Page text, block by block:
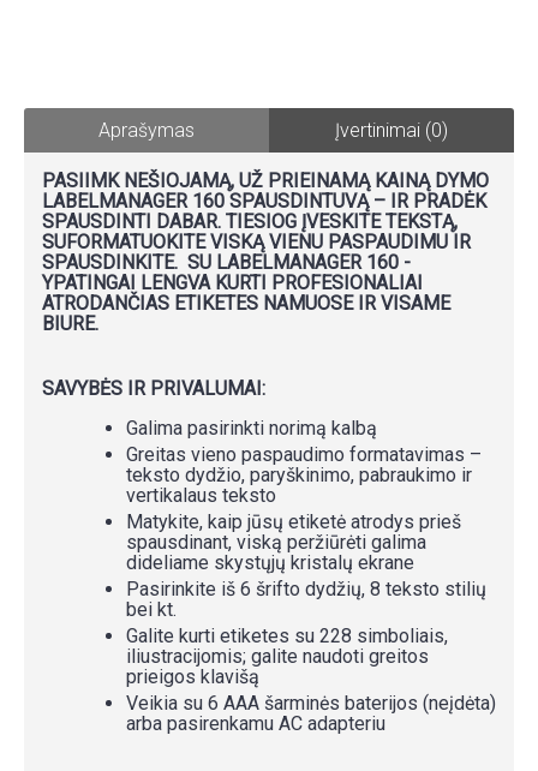
Aprašymas Įvertinimai (0)
PASIIMK NEŠIOJAMĄ, UŽ PRIEINAMĄ KAINĄ DYMO
LABELMANAGER 160 SPAUSDINTUVĄ – IR PRADĖK
SPAUSDINTI DABAR. TIESIOG ĮVESKITE TEKSTĄ,
SUFORMATUOKITE VISKĄ VIENU PASPAUDIMU IR
SPAUSDINKITE. SU LABELMANAGER 160 -
YPATINGAI LENGVA KURTI PROFESIONALIAI
ATRODANČIAS ETIKETES NAMUOSE IR VISAME
BIURE.
SAVYBĖS IR PRIVALUMAI:
Galima pasirinkti norimą kalbą
Greitas vieno paspaudimo formatavimas –
teksto dydžio, paryškinimo, pabraukimo ir
vertikalaus teksto
Matykite, kaip jūsų etiketė atrodys prieš
spausdinant, viską peržiūrėti galima
dideliame skystųjų kristalų ekrane
Pasirinkite iš 6 šrifto dydžių, 8 teksto stilių
bei kt.
Galite kurti etiketes su 228 simboliais,
iliustracijomis; galite naudoti greitos
prieigos klavišą
Veikia su 6 AAA šarminės baterijos (neįdėta)
arba pasirenkamu AC adapteriu